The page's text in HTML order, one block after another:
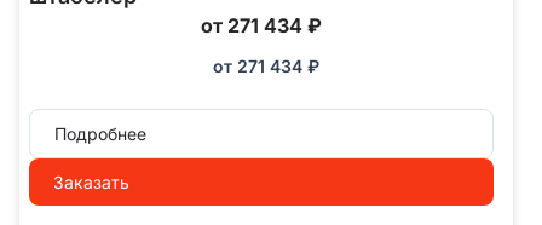
от 271 434 ₽
от 271 434 ₽
Подробнее
Заказать